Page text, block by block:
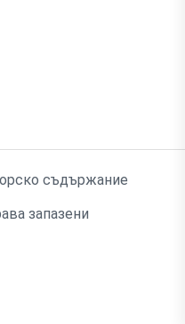
съдържание
запазени